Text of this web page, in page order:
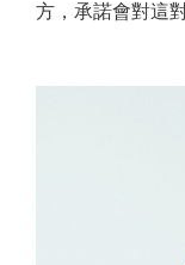
方，承諾會對這